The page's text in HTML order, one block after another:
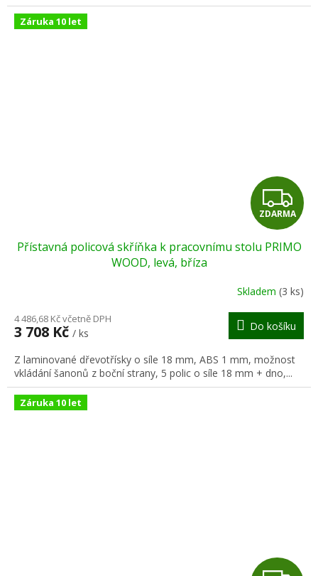
Záruka 10 let
Z
D
A
R
M
A
ZDARMA
Přístavná policová skříňka k pracovnímu stolu PRIMO
WOOD, levá, bříza
Skladem (3 ks)
4 486,68 Kč včetně DPH
3 708 Kč / ks
Do košíku
Z laminované dřevotřísky o síle 18 mm, ABS 1 mm, možnost
vkládání šanonů z boční strany, 5 polic o síle 18 mm + dno,...
Záruka 10 let